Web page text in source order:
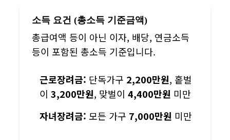
소득 요건 (총소득 기준금액)
총급여액 등이 아닌 이자, 배당, 연금소득
등이 포함된 총소득 기준입니다.
근로장려금: 단독가구 2,200만원, 홑벌
이3,200만원, 맞벌이4,400만원 미만
자녀장려금: 모든 가구 7,000만원 미만